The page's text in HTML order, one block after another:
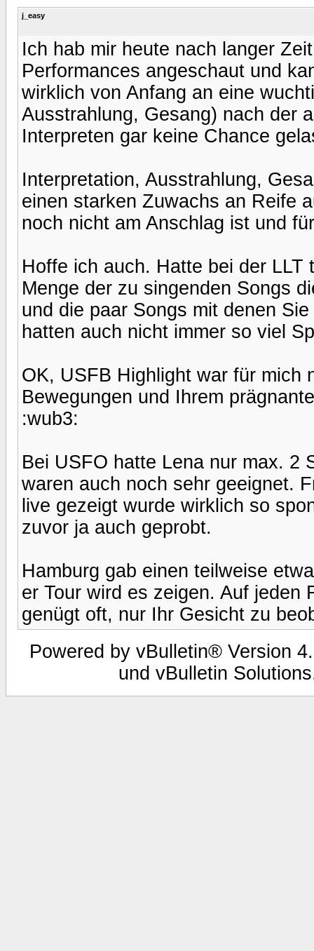
j_easy
Ich hab mir heute nach langer
Performances angeschaut und
wirklich von Anfang an eine
Ausstrahlung, Gesang) nach der
Interpreten gar keine Chance
Interpretation, Ausstrahlung,
einen starken Zuwachs an Reife
noch nicht am Anschlag ist und
Hoffe ich auch. Hatte bei der
Menge der zu singenden Songs
und die paar Songs mit denen
hatten auch nicht immer so viel
OK, USFB Highlight war für mich
Bewegungen und Ihrem
:wub3:
Bei USFO hatte Lena nur max. 2
waren auch noch sehr geeignet.
live gezeigt wurde wirklich so
zuvor ja auch geprobt.
Hamburg gab einen teilweise
er Tour wird es zeigen. Auf jeden
genügt oft, nur Ihr Gesicht zu
Powered by vBulletin® Version
und vBulletin